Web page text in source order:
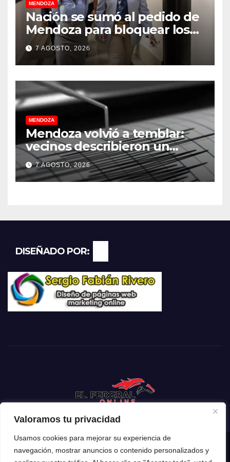
Valoramos tu privacidad
Usamos cookies para mejorar su experiencia de
navegación, mostrar anuncios o contenido personalizados y
MENDOZA
Nación se sumó al pedido de
Mendoza para bloquear los
celulares en las cárceles de la
provincia
7 AGOSTO, 2026
MENDOZA
Mendoza volvió a temblar:
vecinos describieron un
“sacudón” acompañado por
un fuerte estruendo
7 AGOSTO, 2026
DISEÑADO POR:
Funciona gracias a WordPress |Tema: Newsup deThemeansar